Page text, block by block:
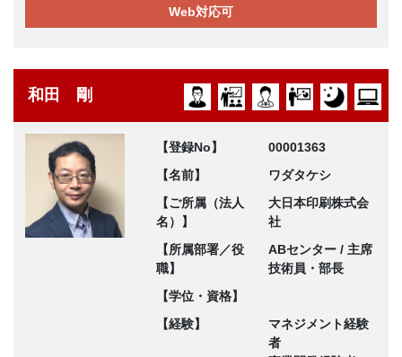
Web対応可
和田 剛
【登録No】
00001363
【名前】
ワダタケシ
【ご所属（法人
名）】
大日本印刷株式会
社
【所属部署／役
職】
ABセンター / 主席
技術員・部長
【学位・資格】
【経験】
マネジメント経験
者